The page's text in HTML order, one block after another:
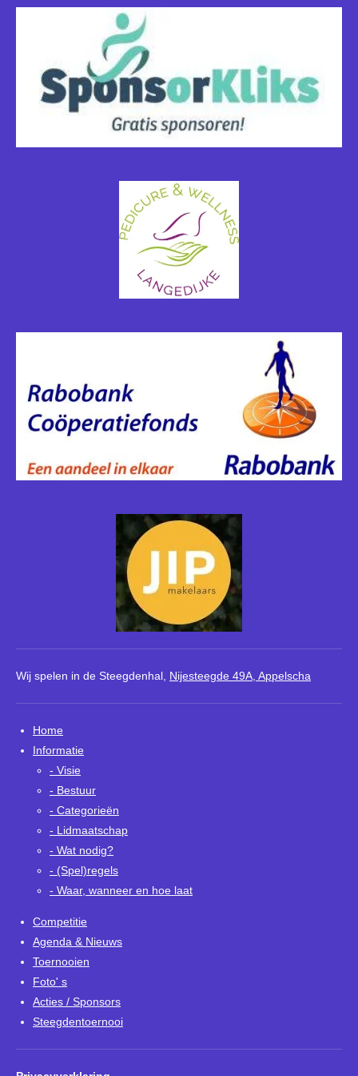
Wij spelen in de Steegdenhal, Nijesteegde 49A, Appelscha
Home
Informatie
- Visie
- Bestuur
- Categorieën
- Lidmaatschap
- Wat nodig?
- (Spel)regels
- Waar, wanneer en hoe laat
Competitie
Agenda & Nieuws
Toernooien
Foto' s
Acties / Sponsors
Steegdentoernooi